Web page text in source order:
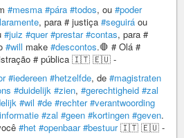
#mesma #pára #todos, ou #poder
, para # justiça #seguirá ou
#juiz #quer #prestar #contas, para #
#will make #descontos.🛑 # Olá #
# pública 🇮🇹 🇪🇺 -
#iedereen #hetzelfde, de #magistraten
#duidelijk #zien, #gerechtigheid #zal
#wil #de #rechter #verantwoording
#zal #geen #kortingen #geven.
#het #openbaar #bestuur🇮🇹 🇪🇺 -